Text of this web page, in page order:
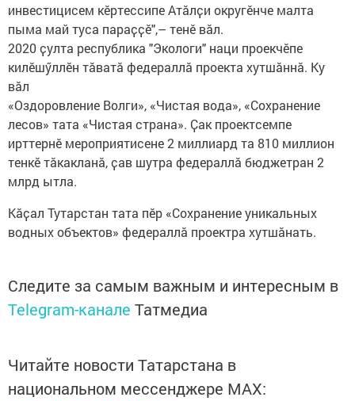
инвестицисем кӗртессипе Атӑлҫи округӗнче малта
пыма май туса параҫҫӗ",– тенӗ вӑл.
2020 ҫулта республика "Экологи" наци проекчӗпе
килӗшӳллӗн тӑватӑ федераллӑ проекта хутшӑннӑ. Ку
вӑл
«Оздоровление Волги», «Чистая вода», «Сохранение
лесов» тата «Чистая страна». Ҫак проектсемпе
ирттернӗ мероприятисене 2 миллиард та 810 миллион
тенкӗ тӑкакланӑ, ҫав шутра федераллӑ бюджетран 2
млрд ытла.
Кӑҫал Тутарстан тата пӗр «Сохранение уникальных
водных объектов» федераллӑ проектра хутшӑнать.
Следите за самым важным и интересным в
Telegram-канале Татмедиа
Читайте новости Татарстана в
национальном мессенджере MАХ: